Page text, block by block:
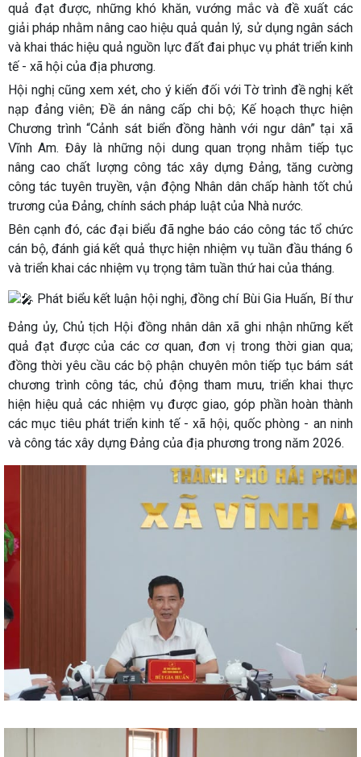
quả đạt được, những khó khăn, vướng mắc và đề xuất các
giải pháp nhằm nâng cao hiệu quả quản lý, sử dụng ngân sách
và khai thác hiệu quả nguồn lực đất đai phục vụ phát triển kinh
tế - xã hội của địa phương.
Hội nghị cũng xem xét, cho ý kiến đối với Tờ trình đề nghị kết
nạp đảng viên; Đề án nâng cấp chi bộ; Kế hoạch thực hiện
Chương trình “Cảnh sát biển đồng hành với ngư dân” tại xã
Vĩnh Am. Đây là những nội dung quan trọng nhằm tiếp tục
nâng cao chất lượng công tác xây dựng Đảng, tăng cường
công tác tuyên truyền, vận động Nhân dân chấp hành tốt chủ
trương của Đảng, chính sách pháp luật của Nhà nước.
Bên cạnh đó, các đại biểu đã nghe báo cáo công tác tổ chức
cán bộ, đánh giá kết quả thực hiện nhiệm vụ tuần đầu tháng 6
và triển khai các nhiệm vụ trọng tâm tuần thứ hai của tháng.
Phát biểu kết luận hội nghị, đồng chí Bùi Gia Huấn, Bí thư
Đảng ủy, Chủ tịch Hội đồng nhân dân xã ghi nhận những kết
quả đạt được của các cơ quan, đơn vị trong thời gian qua;
đồng thời yêu cầu các bộ phận chuyên môn tiếp tục bám sát
chương trình công tác, chủ động tham mưu, triển khai thực
hiện hiệu quả các nhiệm vụ được giao, góp phần hoàn thành
các mục tiêu phát triển kinh tế - xã hội, quốc phòng - an ninh
và công tác xây dựng Đảng của địa phương trong năm 2026.